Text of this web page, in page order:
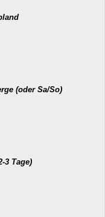
(oder Sa/So)
3 Tage)